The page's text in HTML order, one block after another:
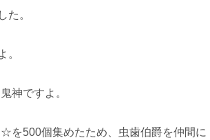
た。
。
神ですよ。
を500個集めたため、虫歯伯爵を仲間に